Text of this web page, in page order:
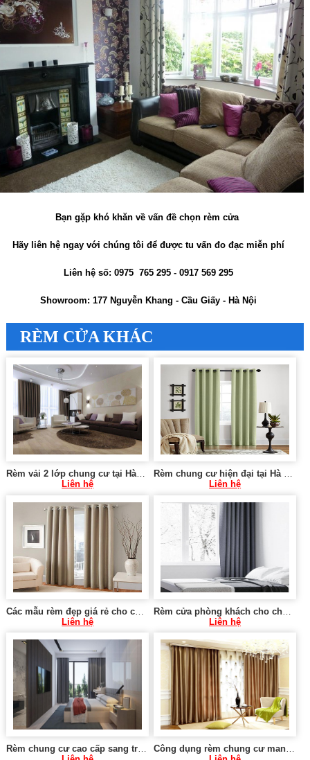
Bạn gặp khó khăn về vấn đề chọn rèm cửa
Hãy liên hệ ngay với chúng tôi để được tu vấn đo đạc miễn phí
Liên hệ số: 0975 765 295 - 0917 569 295
Showroom: 177 Nguyễn Khang - Cầu Giấy - Hà Nội
RÈM CỬA KHÁC
Rèm vải 2 lớp chung cư tại Hà Cầu, Hà Đông
Liên hệ
Rèm chung cư hiện đại tại Hà Nội 0975 765 295 VU077
Liên hệ
Các mẫu rèm đẹp giá rẻ cho chung cư tại Hà Nội 0975 765 295 SK579
Liên hệ
Rèm cửa phòng khách cho chung cư tại Hà Nội 0975 765 295 SK581
Liên hệ
Rèm chung cư cao cấp sang trọng tại Hà Nội 0975 765 295 KT580
Công dụng rèm chung cư mang lại 0975 765 295 MT021